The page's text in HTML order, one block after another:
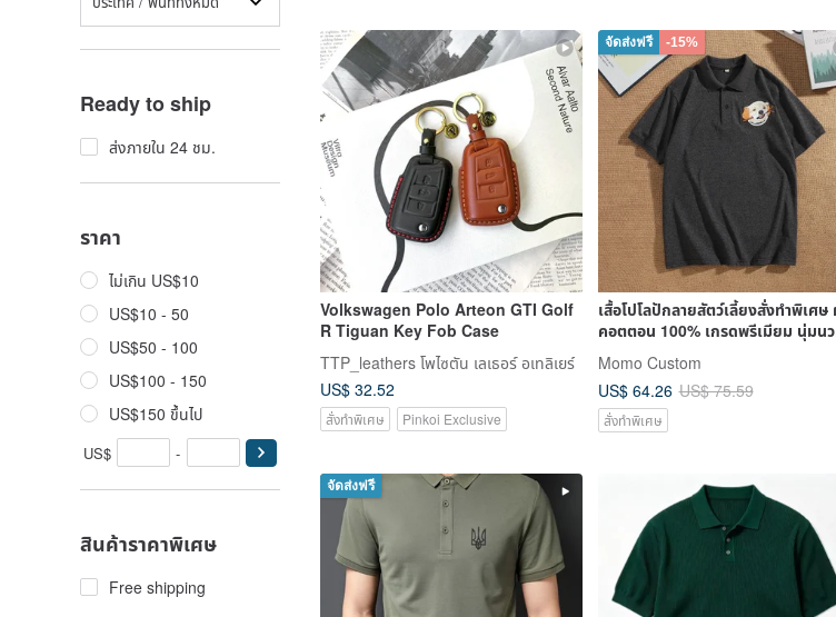
Ready to ship
ส่งภายใน 24 ชม.
ราคา
ไม่เกิน US$10
US$10 - 50
US$50 - 100
US$100 - 150
US$150 ขึ้นไป
US$ -
สินค้าราคาพิเศษ
Free shipping
Volkswagen Polo Arteon GTI Golf
R Tiguan Key Fob Case
TTP_leathers โพไซตัน เลเธอร์ อเทลิเยร์
US$ 32.52
สั่งทำพิเศษ Pinkoi Exclusive
จัดส่งฟรี -15%
เสื้อโปโลปักลายสัตว์เลี้ยงสั่งทำพิเศษ ผ้า
คอตตอน 100% เกรดพรีเมียม นุ่มนว
Momo Custom
US$ 64.26 US$ 75.59
สั่งทำพิเศษ
จัดส่งฟรี